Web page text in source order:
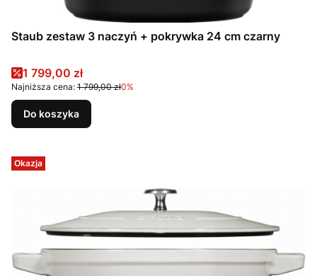
Staub zestaw 3 naczyń + pokrywka 24 cm czarny
Cena promocyjna
1 799,00 zł
Najniższa cena: 1 799,00 zł0%
Do koszyka
Okazja